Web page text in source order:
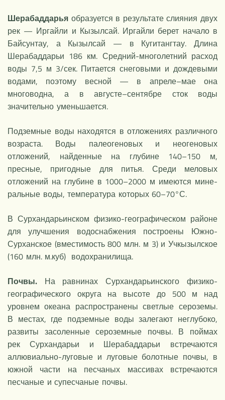
Шерабаддарья образуется в результате слияния двух
рек — Иргайли и Кызылсай. Иргайли берет начало в
Байсунтау, а Кызылсай — в Кугитангтау. Длина
Шерабаддарьи 186 км. Средний-многолетний расход
воды 7,5 м 3/сек. Питается снеговыми и дождевыми
водами, поэтому весной — в апреле–мае она
многоводна, а в августе–сентябре сток воды
значительно уменьшается.
Подземные воды находятся в отложениях различного
возраста. Воды палеогеновых и неогеновых
отложений, найденные на глубине 140–150 м,
пресные, пригодные для питья. Среди меловых
отложений на глубине в 1000–2000 м имеются мине-
ральные воды, температура которых 60–70°С.
В Сурхандарьинском физико-географическом районе
для улучшения водоснабжения построены Южно-
Сурханское (вместимость 800 млн. м 3) и Учкызылское
(160 млн. м.куб) водохранилища.
Почвы. На равнинах Сурхандарьинского физико-
географического округа на высоте до 500 м над
уровнем океана распространены светлые сероземы.
В местах, где подземные воды залегают неглубоко,
развиты засоленные сероземные почвы. В поймах
рек Сурхандарьи и Шерабаддарьи встречаются
аллювиально-луговые и луговые болотные почвы, в
южной части на песчаных массивах встречаются
песчаные и супесчаные почвы.